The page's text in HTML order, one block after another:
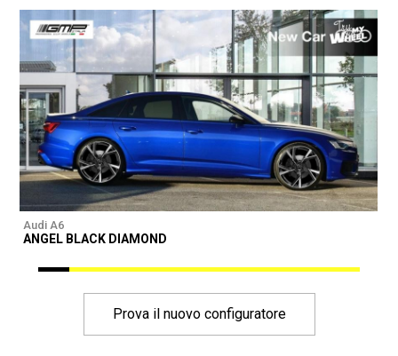
Audi A6
ANGEL BLACK DIAMOND
Prova il nuovo configuratore